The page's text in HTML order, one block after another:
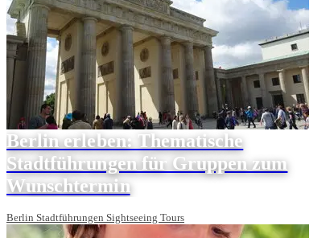
Berlin erleben: Thematische
Stadtführungen für Gruppen zum
Wunschtermin
Berlin Stadtführungen Sightseeing Tours